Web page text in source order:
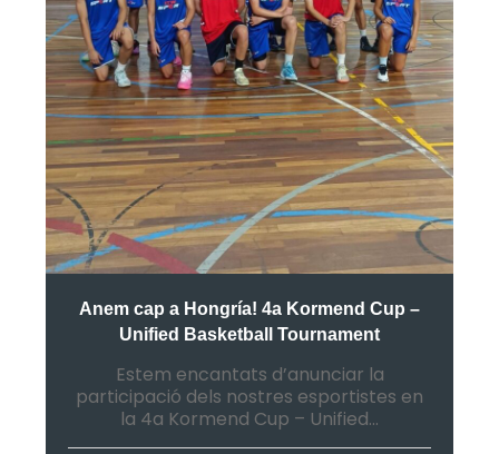
Anem cap a Hongría! 4a Kormend Cup –
Unified Basketball Tournament
Estem encantats d’anunciar la
participació dels nostres esportistes en
la 4a Kormend Cup – Unified...